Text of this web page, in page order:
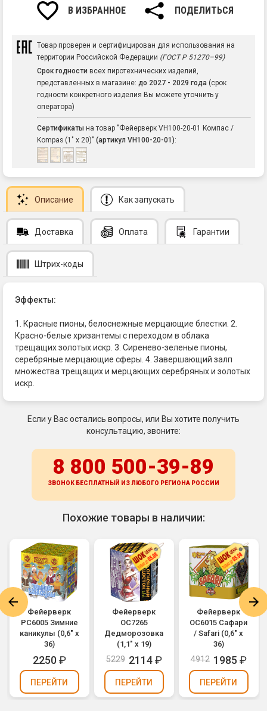
В ИЗБРАННОЕ ПОДЕЛИТЬСЯ
Товар проверен и сертифицирован для использования на
территории Российской Федерации (ГОСТ Р 51270–99)
Срок годности всех пиротехнических изделий,
представленных в магазине: до 2027 - 2029 года (срок
годности конкретного изделия Вы можете уточнить у
оператора)
Сертификаты на товар "Фейерверк VH100-20-01 Компас /
Kompas (1" х 20)" (артикул VH100-20-01):
Описание Как запускать
Доставка Оплата Гарантии
Штрих-коды
Эффекты:
1. Красные пионы, белоснежные мерцающие блестки. 2.
Красно-белые хризантемы с переходом в облака
трещащих золотых искр. 3. Сиренево-зеленые пионы,
серебряные мерцающие сферы. 4. Завершающий залп
множества трещащих и мерцающих серебряных и золотых
искр.
Если у Вас остались вопросы, или Вы хотите получить
консультацию, звоните:
8 800 500-39-89
ЗВОНОК БЕСПЛАТНЫЙ ИЗ ЛЮБОГО РЕГИОНА РОССИИ
Похожие товары в наличии:
Фейерверк
РС6005 Зимние
каникулы (0,6" х
36)
2250₽
ПЕРЕЙТИ
Фейерверк
ОС7265
Дедморозовка
(1,1" х 19)
5229 2114₽
ПЕРЕЙТИ
Фейерверк
ОС6015 Сафари
/ Safari (0,6" х
36)
4912 1985 ₽
ПЕРЕЙТИ